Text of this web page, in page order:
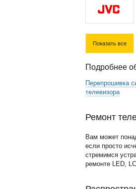
Показать все
Подробнее
Перепрошивка
телевизора
Ремонт
Вам может
если просто
стремимся
ремонте LED,